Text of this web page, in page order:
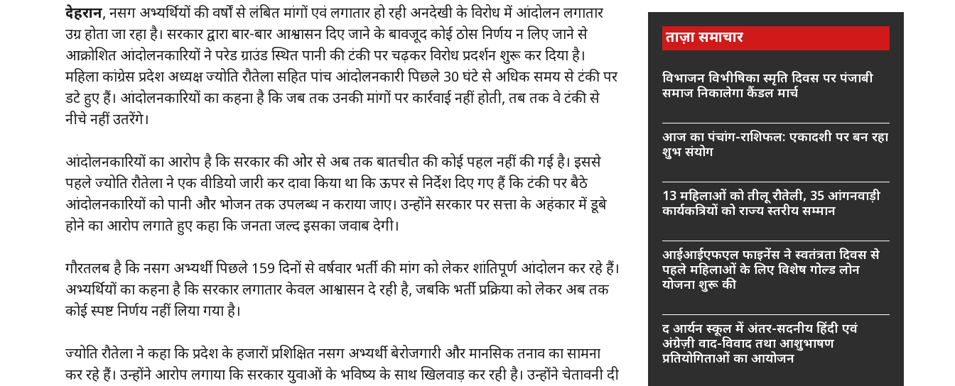
देहरादून, नर्सिंग अभ्यर्थियों की वर्षों से लंबित मांगों एवं लगातार हो रही अनदेखी के विरोध में आंदोलन लगातार
उग्र होता जा रहा है। सरकार द्वारा बार-बार आश्वासन दिए जाने के बावजूद कोई ठोस निर्णय न लिए जाने से
आक्रोशित आंदोलनकारियों ने परेड ग्राउंड स्थित पानी की टंकी पर चढ़कर विरोध प्रदर्शन शुरू कर दिया है।
महिला कांग्रेस प्रदेश अध्यक्ष ज्योति रौतेला सहित पांच आंदोलनकारी पिछले 30 घंटे से अधिक समय से टंकी पर
डटे हुए हैं। आंदोलनकारियों का कहना है कि जब तक उनकी मांगों पर कार्रवाई नहीं होती, तब तक वे टंकी से
नीचे नहीं उतरेंगे।
आंदोलनकारियों का आरोप है कि सरकार की ओर से अब तक बातचीत की कोई पहल नहीं की गई है। इससे
पहले ज्योति रौतेला ने एक वीडियो जारी कर दावा किया था कि ऊपर से निर्देश दिए गए हैं कि टंकी पर बैठे
आंदोलनकारियों को पानी और भोजन तक उपलब्ध न कराया जाए। उन्होंने सरकार पर सत्ता के अहंकार में डूबे
होने का आरोप लगाते हुए कहा कि जनता जल्द इसका जवाब देगी।
गौरतलब है कि नर्सिंग अभ्यर्थी पिछले 159 दिनों से वर्षवार भर्ती की मांग को लेकर शांतिपूर्ण आंदोलन कर रहे हैं।
अभ्यर्थियों का कहना है कि सरकार लगातार केवल आश्वासन दे रही है, जबकि भर्ती प्रक्रिया को लेकर अब तक
कोई स्पष्ट निर्णय नहीं लिया गया है।
ज्योति रौतेला ने कहा कि प्रदेश के हजारों प्रशिक्षित नर्सिंग अभ्यर्थी बेरोजगारी और मानसिक तनाव का सामना
कर रहे हैं। उन्होंने आरोप लगाया कि सरकार युवाओं के भविष्य के साथ खिलवाड़ कर रही है। उन्होंने चेतावनी दी
ताज़ा समाचार
विभाजन विभीषिका स्मृति दिवस पर पंजाबी
समाज निकालेगा कैंडल मार्च
आज का पंचांग-राशिफल: एकादशी पर बन रहा
शुभ संयोग
13 महिलाओं को तीलू रौतेली, 35 आंगनवाड़ी
कार्यकत्रियों को राज्य स्तरीय सम्मान
आईआईएफएल फाइनेंस ने स्वतंत्रता दिवस से
पहले महिलाओं के लिए विशेष गोल्ड लोन
योजना शुरू की
द आर्यन स्कूल में अंतर-सदनीय हिंदी एवं
अंग्रेज़ी वाद-विवाद तथा आशुभाषण
प्रतियोगिताओं का आयोजन